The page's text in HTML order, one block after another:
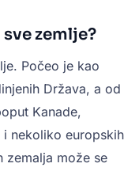
zemlje?
Počeo je kao
Država, a od
Kanade,
i nekoliko europskih
zemalja može se